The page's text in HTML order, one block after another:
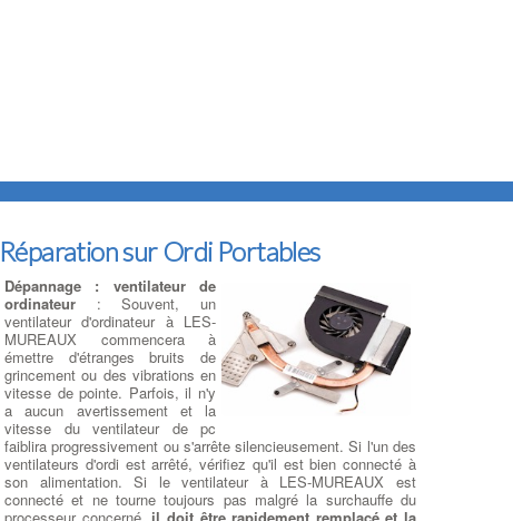
Réparation sur Ordi Portables
Dépannage : ventilateur de
ordinateur : Souvent, un
ventilateur d'ordinateur à LES-
MUREAUX commencera à
émettre d'étranges bruits de
grincement ou des vibrations en
vitesse de pointe. Parfois, il n'y
a aucun avertissement et la
vitesse du ventilateur de pc
faiblira progressivement ou s'arrête silencieusement. Si l'un des
ventilateurs d'ordi est arrêté, vérifiez qu'il est bien connecté à
son alimentation. Si le ventilateur à LES-MUREAUX est
connecté et ne tourne toujours pas malgré la surchauffe du